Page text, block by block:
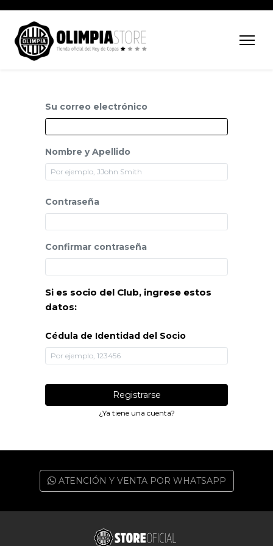
Su correo electrónico
Nombre y Apellido
Contraseña
Confirmar contraseña
Si es socio del Club, ingrese estos
datos:
Cédula de Identidad del Socio
Registrarse
¿Ya tiene una cuenta?
ATENCIÓN Y VENTA POR WHATSAPP